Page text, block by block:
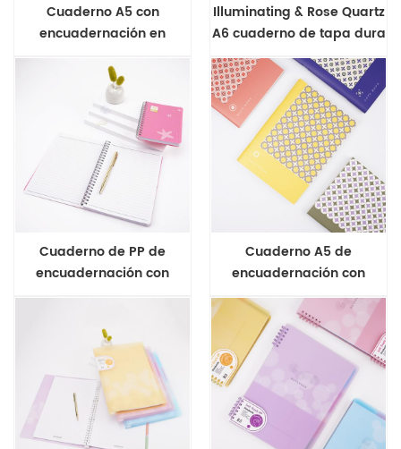
Cuaderno A5 con
encuadernación en
espiral Pineapple Series
Illuminating & Rose Quartz
A6 cuaderno de tapa dura
con encuadernación
superior
Cuaderno de PP de
encuadernación con
alambre de la serie
Cuaderno A5 de
encuadernación con
grapas